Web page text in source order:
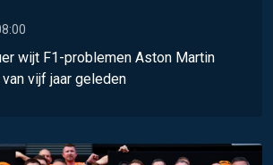
wijt F1-problemen Aston Martin
vijf jaar geleden